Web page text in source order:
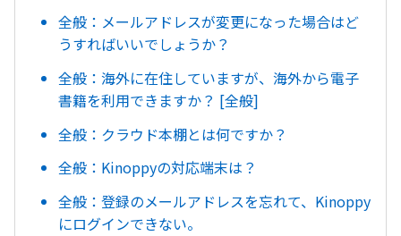
全般：メールアドレスが変更になった場合はど
うすればいいでしょうか？
全般：海外に在住していますが、海外から電子
書籍を利用できますか？ [全般]
全般：クラウド本棚とは何ですか？
全般：Kinoppyの対応端末は？
全般：登録のメールアドレスを忘れて、Kinoppy
にログインできない。